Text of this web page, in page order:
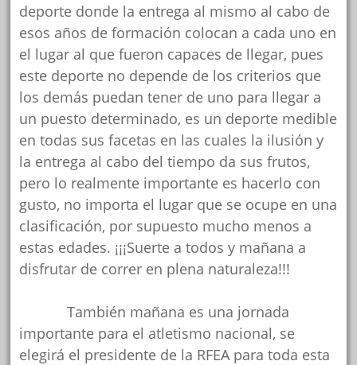
deporte donde la entrega al mismo al cabo de
esos años de formación colocan a cada uno en
el lugar al que fueron capaces de llegar, pues
este deporte no depende de los criterios que
los demás puedan tener de uno para llegar a
un puesto determinado, es un deporte medible
en todas sus facetas en las cuales la ilusión y
la entrega al cabo del tiempo da sus frutos,
pero lo realmente importante es hacerlo con
gusto, no importa el lugar que se ocupe en una
clasificación, por supuesto mucho menos a
estas edades. ¡¡¡Suerte a todos y mañana a
disfrutar de correr en plena naturaleza!!!
También mañana es una jornada
importante para el atletismo nacional, se
elegirá el presidente de la RFEA para toda esta